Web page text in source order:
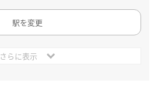
駅を変更
さらに表示